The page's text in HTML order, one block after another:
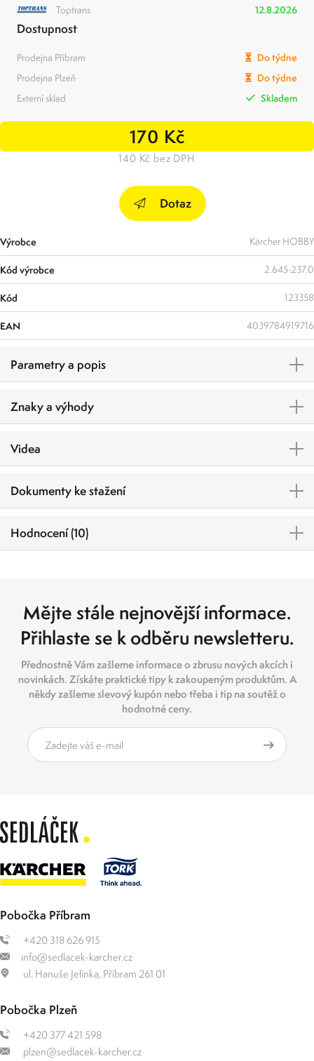
Toptrans 12.8.2026
Dostupnost
Prodejna Příbram
Do týdne
Prodejna Plzeň
Do týdne
Externí sklad
Skladem
170 Kč
140 Kč bez DPH
Dotaz
Výrobce Kärcher HOBBY
Kód výrobce 2.645-237.0
Kód 123358
EAN 4039784919716
Parametry a popis
Znaky a výhody
Videa
Dokumenty ke stažení
Hodnocení (10)
Mějte stále nejnovější informace.
Přihlaste se k odběru newsletteru.
Přednostně Vám zašleme informace o zbrusu nových akcích i
novinkách. Získáte praktické tipy k zakoupeným produktům. A
někdy zašleme slevový kupón nebo třeba i tip na soutěž o
hodnotné ceny.
Pobočka Příbram
+420 318 626 915
info@sedlacek-karcher.cz
ul. Hanuše Jelínka, Příbram 261 01
Pobočka Plzeň
+420 377 421 598
plzen@sedlacek-karcher.cz